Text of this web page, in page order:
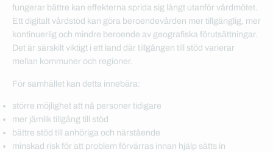
fungerar bättre kan effekterna sprida sig långt utanför vårdmötet.
Ett digitalt vårdstöd kan göra beroendevården mer tillgänglig, mer
kontinuerlig och mindre beroende av geografiska förutsättningar.
Det är särskilt viktigt i ett land där tillgången till stöd varierar
mellan kommuner och regioner.
För samhället kan detta innebära:
större möjlighet att nå personer tidigare
mer jämlik tillgång till stöd
bättre stöd till anhöriga och närstående
minskad risk för att problem förvärras innan hjälp sätts in